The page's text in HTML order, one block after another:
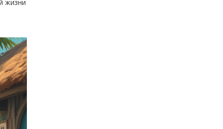
жизни